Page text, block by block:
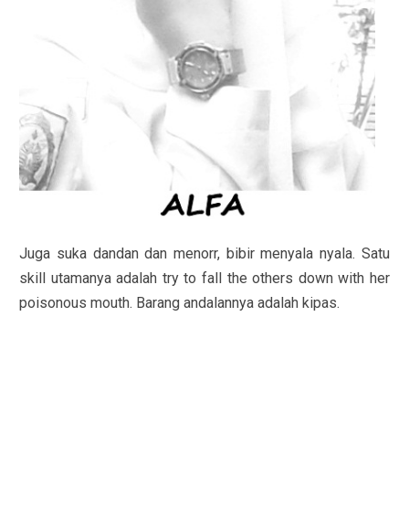
Juga suka dandan dan menorr, bibir menyala nyala. Satu
skill utamanya adalah try to fall the others down with her
poisonous mouth. Barang andalannya adalah kipas.